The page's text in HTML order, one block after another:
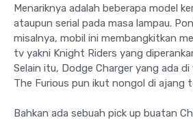
Menariknya adalah beberapa model
ataupun serial pada masa lampau.
misalnya, mobil ini membangkitkan
tv yakni Knight Riders yang
Selain itu, Dodge Charger yang ada
The Furious pun ikut nongol di ajang
Bahkan ada sebuah pick up buatan